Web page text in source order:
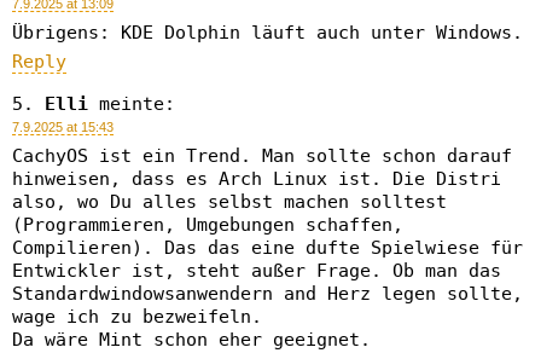
7.9.2025 at 13:09
Übrigens: KDE Dolphin läuft auch unter Windows.
Reply
Elli meinte:
7.9.2025 at 15:43
CachyOS ist ein Trend. Man sollte schon darauf
hinweisen, dass es Arch Linux ist. Die Distri
also, wo Du alles selbst machen solltest
(Programmieren, Umgebungen schaffen,
Compilieren). Das das eine dufte Spielwiese für
Entwickler ist, steht außer Frage. Ob man das
Standardwindowsanwendern and Herz legen sollte,
wage ich zu bezweifeln.
Da wäre Mint schon eher geeignet.